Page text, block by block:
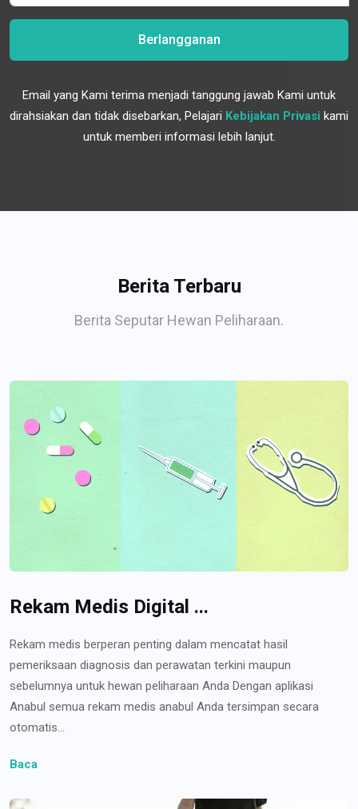
Berlangganan
Email yang Kami terima menjadi tanggung jawab Kami untuk
dirahsiakan dan tidak disebarkan, Pelajari Kebijakan Privasi kami
untuk memberi informasi lebih lanjut.
Berita Terbaru
Berita Seputar Hewan Peliharaan.
Rekam Medis Digital ...
Rekam medis berperan penting dalam mencatat hasil
pemeriksaan diagnosis dan perawatan terkini maupun
sebelumnya untuk hewan peliharaan Anda Dengan aplikasi
Anabul semua rekam medis anabul Anda tersimpan secara
otomatis...
Baca